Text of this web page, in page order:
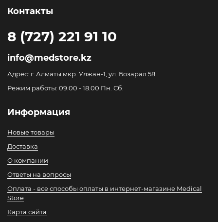
Контакты
8 (727) 221 91 10
info@medstore.kz
Адрес: г. Алматы мкр. Улжан-1, ул. Бозарал 58
Режим работы: 09.00 - 18.00 Пн. Сб.
Информация
Новые товары
Доставка
О компании
Ответы на вопросы
Оплата - все способы оплаты в интернет-магазине Medical
Store
Карта сайта